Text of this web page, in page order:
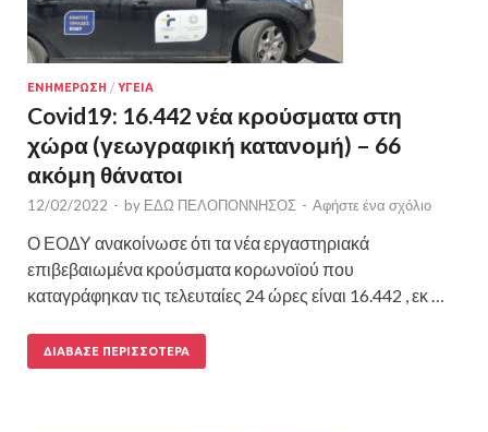
ΕΝΗΜΕΡΩΣΗ / ΥΓΕΙΑ
Covid19: 16.442 νέα κρούσματα στη
χώρα (γεωγραφική κατανομή) – 66
ακόμη θάνατοι
12/02/2022 - by ΕΔΩ ΠΕΛΟΠΟΝΝΗΣΟΣ - Αφήστε ένα σχόλιο
Ο ΕΟΔΥ ανακοίνωσε ότι τα νέα εργαστηριακά
επιβεβαιωμένα κρούσματα κορωνοϊού που
καταγράφηκαν τις τελευταίες 24 ώρες είναι 16.442 , εκ …
ΔΙΆΒΑΣΕ ΠΕΡΙΣΣΌΤΕΡΑ